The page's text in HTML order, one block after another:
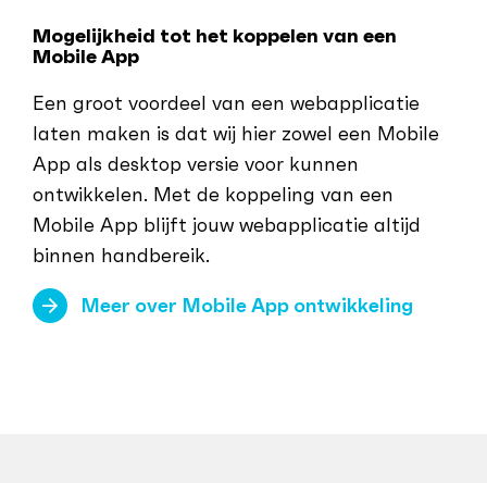
Mogelijkheid tot het koppelen van een
Mobile App
Een groot voordeel van een webapplicatie
laten maken is dat wij hier zowel een Mobile
App als desktop versie voor kunnen
ontwikkelen. Met de koppeling van een
Mobile App blijft jouw webapplicatie altijd
binnen handbereik.
Meer over Mobile App ontwikkeling